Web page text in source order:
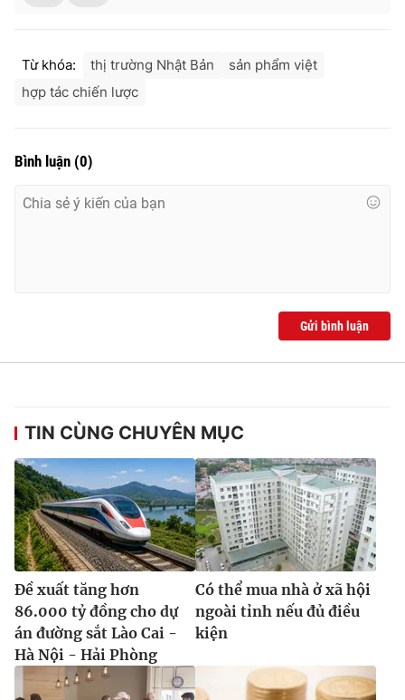
® Cấm sao chép dưới mọi hình thức nếu không có sự chấp
thông tin từ website này.
Từ khóa: thị trường Nhật Bản
sản phẩm việt
hợp tác chiến lược
Bình luận (0)
Gửi bình luận
TIN CÙNG CHUYÊN MỤC
Đề xuất tăng hơn
86.000 tỷ đồng cho dự
án đường sắt Lào Cai -
Hà Nội - Hải Phòng
Có thể mua nhà ở xã hội
ngoài tỉnh nếu đủ điều
kiện